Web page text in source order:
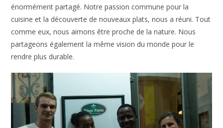
énormément partagé. Notre passion commune pour la
cuisine et la découverte de nouveaux plats, nous a réuni. Tout
comme eux, nous aimons être proche de la nature. Nous
partageons également la même vision du monde pour le
rendre plus durable.